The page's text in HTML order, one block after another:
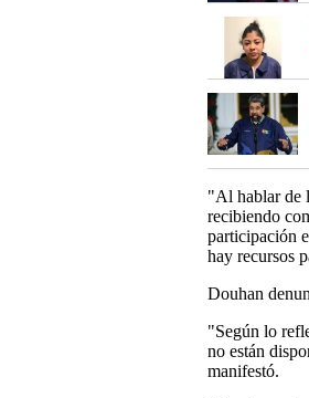
"Al hablar de
recibiendo
participación
hay recursos
Douhan
"Según lo
no están
manifestó.